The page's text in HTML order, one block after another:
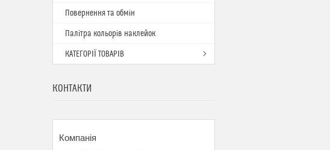
Повернення та обмін
Палітра кольорів наклейок
КАТЕГОРІЇ ТОВАРІВ
КОНТАКТИ